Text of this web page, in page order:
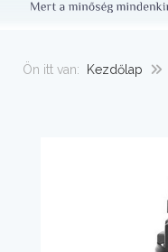
Ön itt van: Kezdőlap